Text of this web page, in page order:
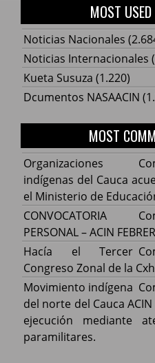
MOST USED
Noticias Nacionales
Noticias Internacionales
Kueta Susuza (1.220)
Dcumentos NASAACIN
MOST
Organizaciones
indígenas del Cauca
el Ministerio de
CONVOCATORIA
PERSONAL – ACIN
Hacía el Tercer
Congreso Zonal de la
Movimiento indígena
del norte del Cauca
ejecución mediante
paramilitares.